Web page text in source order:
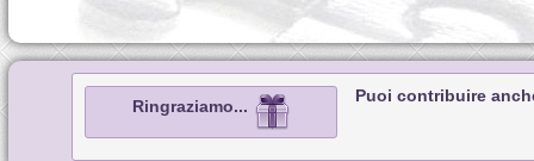
Ringraziamo...
Puoi contribuire